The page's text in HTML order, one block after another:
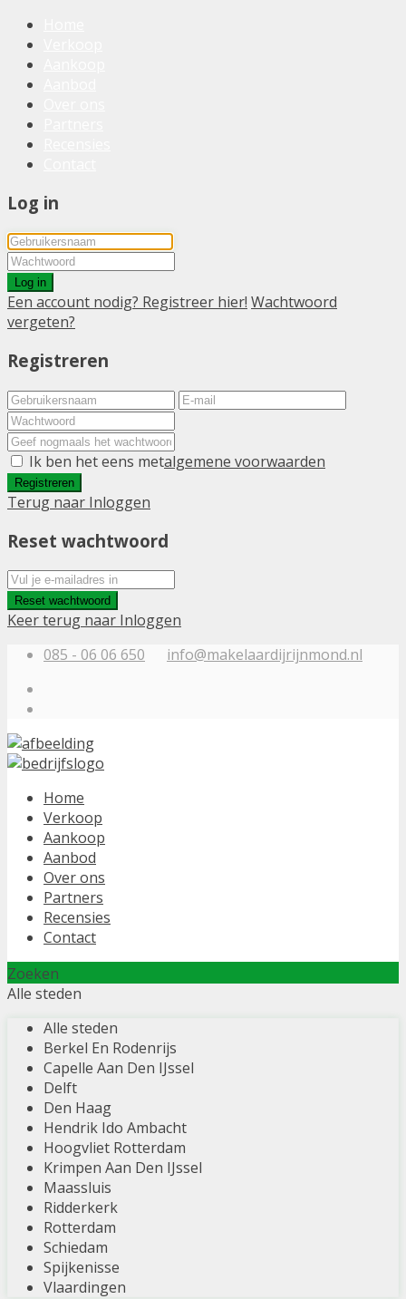
Log in
Log in
Een account nodig? Registreer hier! Wachtwoord
vergeten?
Registreren
Ik ben het eens metalgemene voorwaarden
Registreren
Terug naar Inloggen
Reset wachtwoord
Reset wachtwoord
Keer terug naar Inloggen
085 - 06 06 650
info@makelaardijrijnmond.nl
Home
Verkoop
Aankoop
Aanbod
Over ons
Partners
Recensies
Contact
Zoeken
Alle steden
Alle steden
Berkel En Rodenrijs
Capelle Aan Den IJssel
Delft
Den Haag
Hendrik Ido Ambacht
Hoogvliet Rotterdam
Krimpen Aan Den IJssel
Maassluis
Ridderkerk
Rotterdam
Schiedam
Spijkenisse
Vlaardingen